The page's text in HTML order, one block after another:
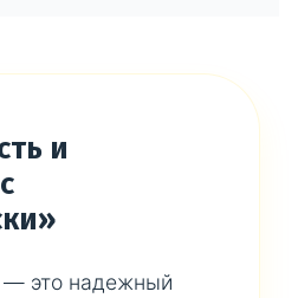
и
— это надежный